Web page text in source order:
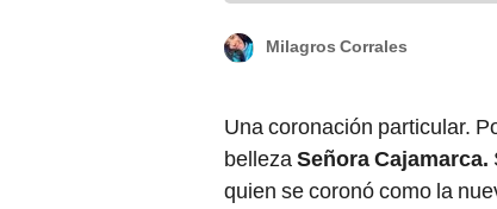
Milagros Corrales
Una coronación particular.
bellezaSeñora Cajamarca.
quien se coronó como la